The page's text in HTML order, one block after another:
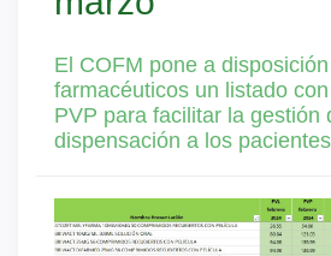
El COFM pone a
farmacéuticos un listado
PVP para facilitar la gestión
dispensación a los pacientes